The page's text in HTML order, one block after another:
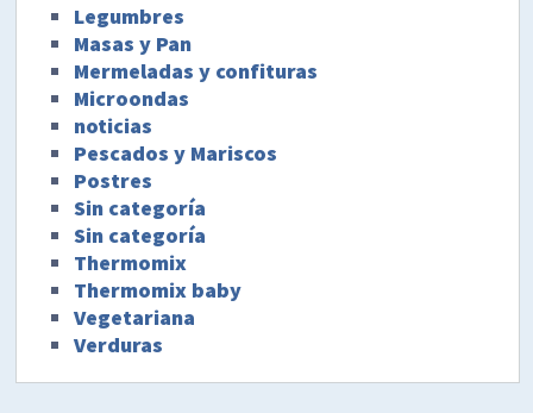
Legumbres
Masas y Pan
Mermeladas y confituras
Microondas
noticias
Pescados y Mariscos
Postres
Sin categoría
Sin categoría
Thermomix
Thermomix baby
Vegetariana
Verduras